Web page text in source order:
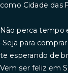
como Cidade das
Não perca tempo
-Seja para
te esperando de
Vem ser feliz em